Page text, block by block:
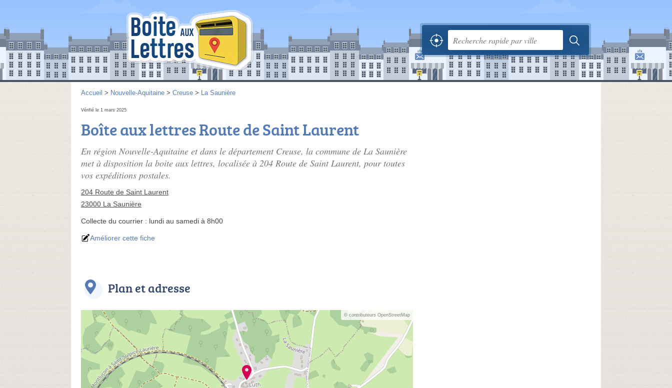
Accueil > Nouvelle-Aquitaine > Creuse > La Saunière
Vérifié le 1 mars 2025
Boîte aux lettres Route de Saint Laurent
En région Nouvelle-Aquitaine et dans le département Creuse, la commune de La Saunière
met à disposition la boite aux lettres, localisée à 204 Route de Saint Laurent, pour toutes
vos expéditions postales.
204 Route de Saint Laurent
23000 La Saunière
Collecte du courrier : lundi au samedi à 8h00
Améliorer cette fiche
Plan et adresse
© contributeurs OpenStreetMap